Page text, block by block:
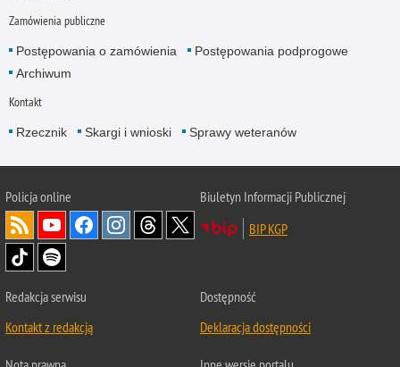
Zamówienia publiczne
Postępowania o zamówienia
Postępowania podprogowe
Archiwum
Kontakt
Rzecznik Skargi i wnioski Sprawy weteranów
Policjaonline
Biuletyn Informacji Publicznej
BIP KGP
Redakcja serwisu
Kontakt z redakcją
Dostępność
Deklaracja dostępności